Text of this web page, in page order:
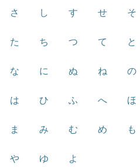
さ し す せ そ
た ち つ て と
な に ぬ ね の
は ひ ふ へ ほ
ま み む め も
や ゆ よ